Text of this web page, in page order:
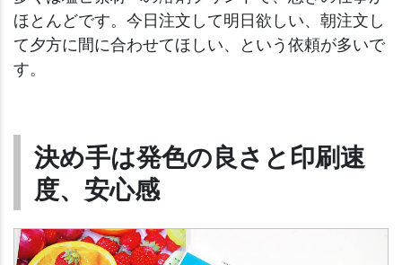
ほとんどです。今日注文して明日欲しい、朝注文し
て夕方に間に合わせてほしい、という依頼が多いで
す。
決め手は発色の良さと印刷速
度、安心感